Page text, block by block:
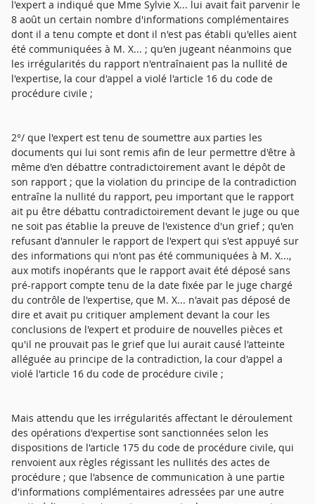
l'expert a indiqué que Mme Sylvie X... lui avait fait parvenir le
8 août un certain nombre d'informations complémentaires
dont il a tenu compte et dont il n'est pas établi qu'elles aient
été communiquées à M. X... ; qu'en jugeant néanmoins que
les irrégularités du rapport n'entraînaient pas la nullité de
l'expertise, la cour d'appel a violé l'article 16 du code de
procédure civile ;
2°/ que l'expert est tenu de soumettre aux parties les
documents qui lui sont remis afin de leur permettre d'être à
même d'en débattre contradictoirement avant le dépôt de
son rapport ; que la violation du principe de la contradiction
entraîne la nullité du rapport, peu important que le rapport
ait pu être débattu contradictoirement devant le juge ou que
ne soit pas établie la preuve de l'existence d'un grief ; qu'en
refusant d'annuler le rapport de l'expert qui s'est appuyé sur
des informations qui n'ont pas été communiquées à M. X...,
aux motifs inopérants que le rapport avait été déposé sans
pré-rapport compte tenu de la date fixée par le juge chargé
du contrôle de l'expertise, que M. X... n'avait pas déposé de
dire et avait pu critiquer amplement devant la cour les
conclusions de l'expert et produire de nouvelles pièces et
qu'il ne prouvait pas le grief que lui aurait causé l'atteinte
alléguée au principe de la contradiction, la cour d'appel a
violé l'article 16 du code de procédure civile ;
Mais attendu que les irrégularités affectant le déroulement
des opérations d'expertise sont sanctionnées selon les
dispositions de l'article 175 du code de procédure civile, qui
renvoient aux règles régissant les nullités des actes de
procédure ; que l'absence de communication à une partie
d'informations complémentaires adressées par une autre